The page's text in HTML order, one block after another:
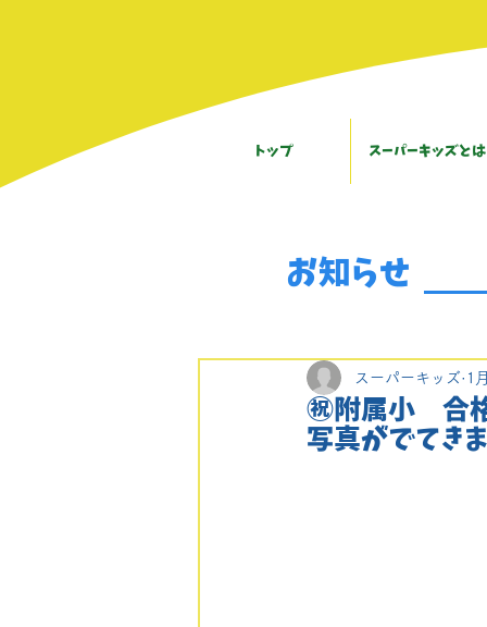
トップ スーパーキッズとは
お知らせ
㊗️附属小 合
写真がでてき
スーパーキッズ 1